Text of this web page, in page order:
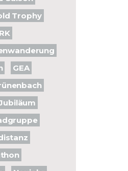
Trophy
GEA